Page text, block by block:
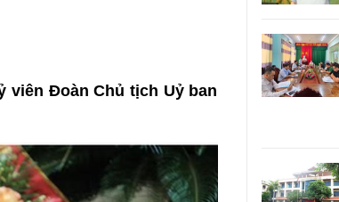
viên Đoàn Chủ tịch Uỷ ban